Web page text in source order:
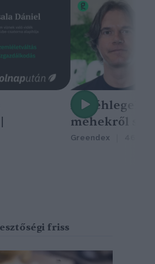
A méhlegelő
méhekről
Greendex